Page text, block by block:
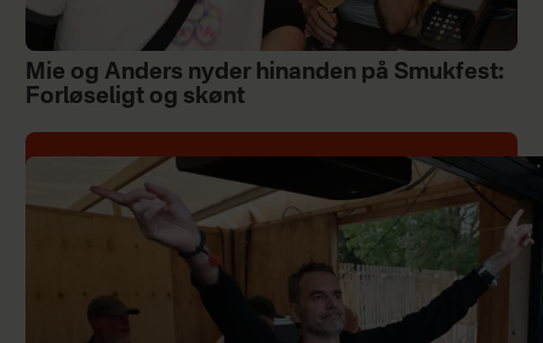
Mie og Anders nyder hinanden på Smukfest:
Forløseligt og skønt